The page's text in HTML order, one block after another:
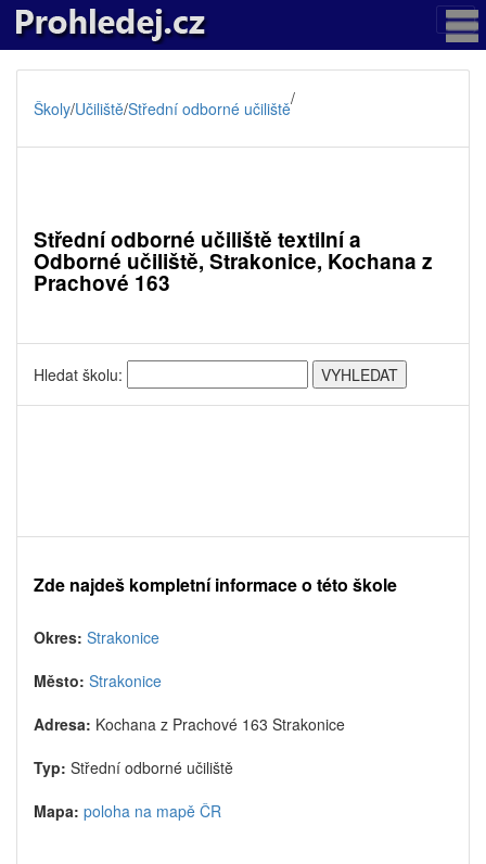
Školy/Učiliště/Střední odborné učiliště/
Střední odborné učiliště textilní a
Odborné učiliště, Strakonice, Kochana z
Prachové 163
Hledat školu:
Zde najdeš kompletní informace o této škole
Okres: Strakonice
Město: Strakonice
Adresa: Kochana z Prachové 163 Strakonice
Typ: Střední odborné učiliště
Mapa: poloha na mapě ČR